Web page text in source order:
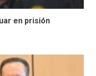
en prisión